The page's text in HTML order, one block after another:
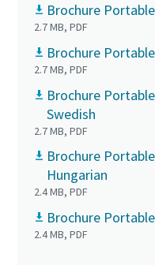
Brochure
2.7 MB, PDF
Brochure
2.7 MB, PDF
Brochure
Swedish
2.7 MB, PDF
Brochure
Hungarian
2.4 MB, PDF
Brochure
2.4 MB, PDF